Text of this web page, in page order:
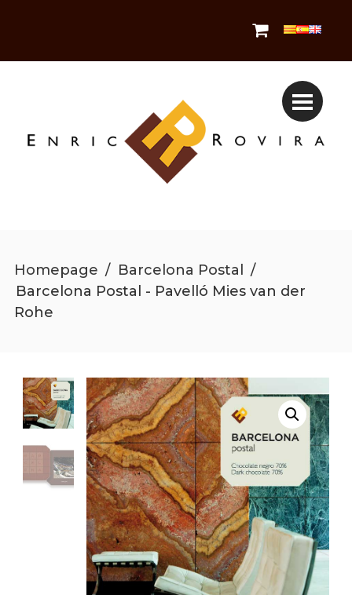
Homepage / Barcelona Postal /
Barcelona Postal - Pavelló Mies van der
Rohe